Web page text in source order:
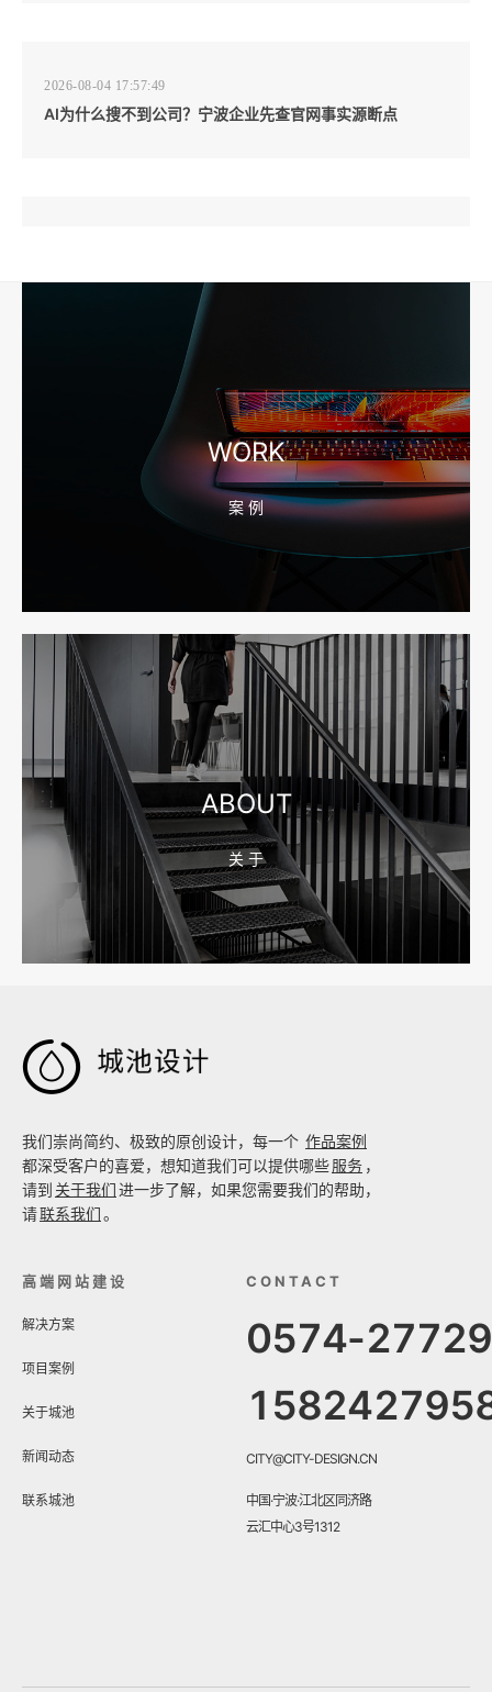
2026-08-04 17:57:49
AI为什么搜不到公司？宁波企业先查官网事实源断点
宁波高端网站建设公司推荐，移动端验收别放到最后
宁波网站建设报价怎么看？合同、源码和后台要先写清
2026-08-04 17:55:09
宁波制造业网站建设公司怎么选？先看产品询盘字段
2026-08-02 17:58:44
工厂短视频拍摄后，怎样放进官网帮助客户判断实力
WORK
案 例
ABOUT
关 于

我们崇尚简约、极致的原创设计，每一个 作品案例
都深受客户的喜爱，想知道我们可以提供哪些服务 ，
请到 关于我们进一步了解，如果您需要我们的帮助，
请联系我们。
高端网站建设
解决方案
项目案例
关于城池
新闻动态
联系城池
CONTACT
0574-
CITY@CITY-DESIGN.CN
中国·宁波·江北区同济路
云汇中心3号1312